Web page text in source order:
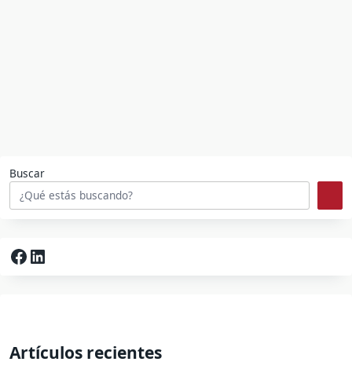
Buscar
Facebook
LinkedIn
Artículos recientes